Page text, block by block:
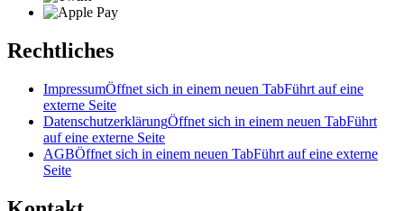
Rechtliches
ImpressumÖffnet sich in einem neuen TabFührt auf eine
externe Seite
DatenschutzerklärungÖffnet sich in einem neuen TabFührt
auf eine externe Seite
AGBÖffnet sich in einem neuen TabFührt auf eine externe
Seite